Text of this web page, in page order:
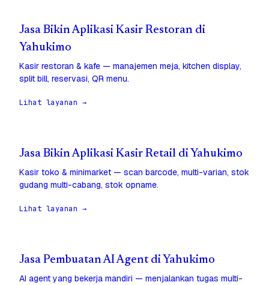
Jasa Bikin Aplikasi Kasir Restoran di
Yahukimo
Kasir restoran & kafe — manajemen meja, kitchen display,
split bill, reservasi, QR menu.
Lihat layanan →
Jasa Bikin Aplikasi Kasir Retail di Yahukimo
Kasir toko & minimarket — scan barcode, multi-varian, stok
gudang multi-cabang, stok opname.
Lihat layanan →
Jasa Pembuatan AI Agent di Yahukimo
AI agent yang bekerja mandiri — menjalankan tugas multi-